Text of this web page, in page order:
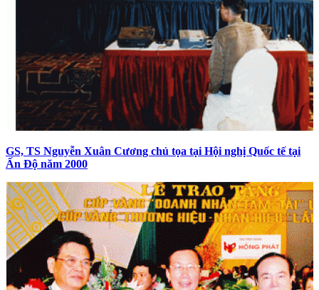
GS, TS Nguyễn Xuân Cương chủ tọa tại Hội nghị Quốc tế tại
Ấn Độ năm 2000